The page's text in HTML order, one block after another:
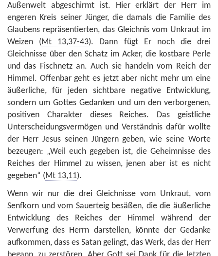
Außenwelt abgeschirmt ist. Hier erklärt der Herr im
engeren Kreis seiner Jünger, die damals die Familie des
Glaubens repräsentierten, das Gleichnis vom Unkraut im
Weizen (Mt 13,37-43). Dann fügt Er noch die drei
Gleichnisse über den Schatz im Acker, die kostbare Perle
und das Fischnetz an. Auch sie handeln vom Reich der
Himmel. Offenbar geht es jetzt aber nicht mehr um eine
äußerliche, für jeden sichtbare negative Entwicklung,
sondern um Gottes Gedanken und um den verborgenen,
positiven Charakter dieses Reiches. Das geistliche
Unterscheidungsvermögen und Verständnis dafür wollte
der Herr Jesus seinen Jüngern geben, wie seine Worte
bezeugen: „Weil euch gegeben ist, die Geheimnisse des
Reiches der Himmel zu wissen, jenen aber ist es nicht
gegeben“ (Mt 13,11).
Wenn wir nur die drei Gleichnisse vom Unkraut, vom
Senfkorn und vom Sauerteig besäßen, die die äußerliche
Entwicklung des Reiches der Himmel während der
Verwerfung des Herrn darstellen, könnte der Gedanke
aufkommen, dass es Satan gelingt, das Werk, das der Herr